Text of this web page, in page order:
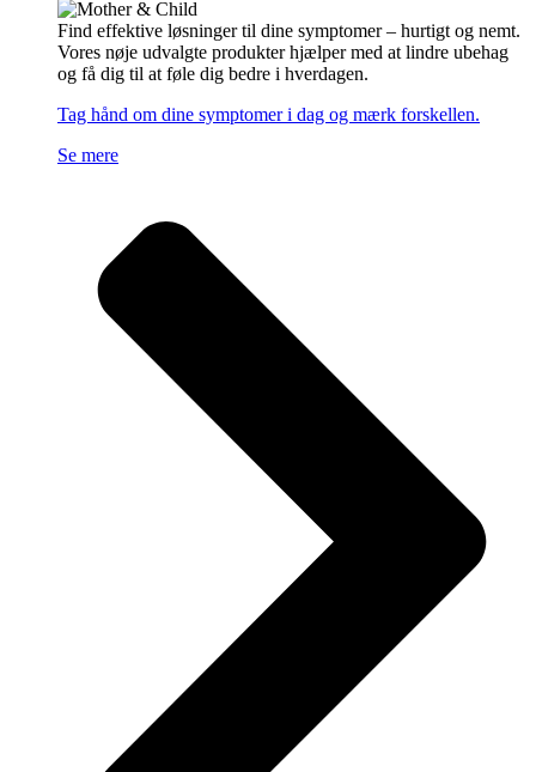
Find effektive løsninger til dine symptomer – hurtigt og nemt.
Vores nøje udvalgte produkter hjælper med at lindre ubehag
og få dig til at føle dig bedre i hverdagen.
Tag hånd om dine symptomer i dag og mærk forskellen.
Se mere